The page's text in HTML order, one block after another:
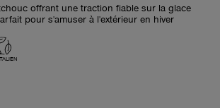
offrant une traction fiable sur la glace
pour s'amuser à l'extérieur en hiver